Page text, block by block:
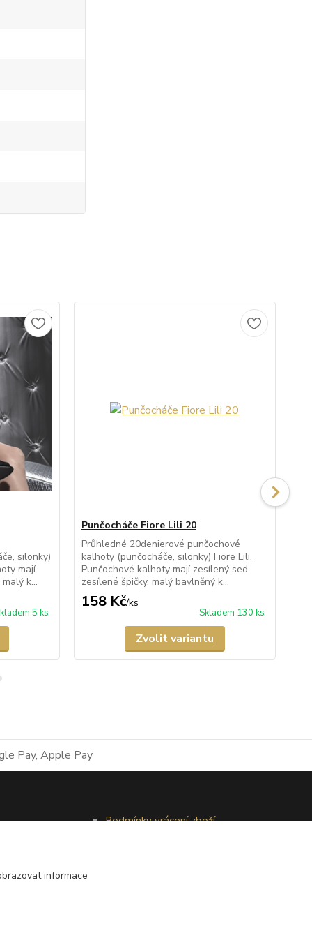
silonky)
mají
k...
5 ks
Punčocháče Fiore Lili 20
Průhledné 20denierové punčochové
kalhoty (punčocháče, silonky) Fiore Lili.
Punčochové kalhoty mají zesílený sed,
zesílené špičky, malý bavlněný k...
158 Kč/ks
Skladem 130 ks
Zvolit variantu
Podmínky vrácení zboží
informace